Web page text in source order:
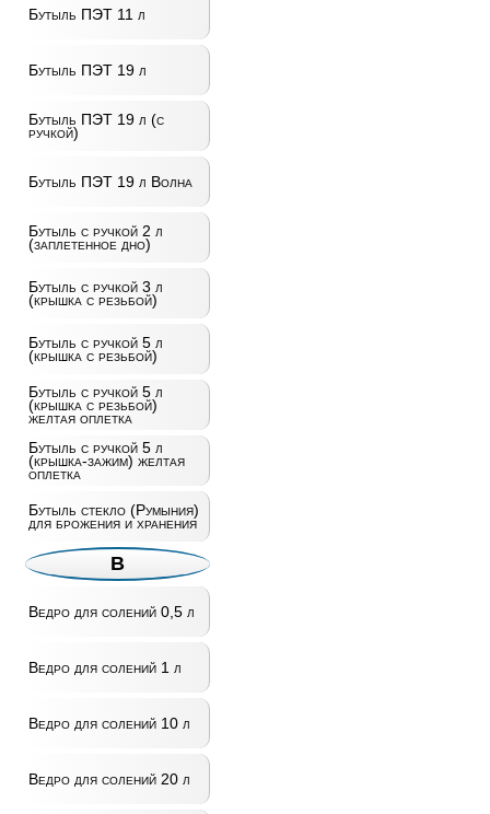
Бутыль ПЭТ 11 л
Бутыль ПЭТ 19 л
Бутыль ПЭТ 19 л (с
ручкой)
Бутыль ПЭТ 19 л Волна
Бутыль с ручкой 2 л
(заплетенное дно)
Бутыль с ручкой 3 л
(крышка с резьбой)
Бутыль с ручкой 5 л
(крышка с резьбой)
Бутыль с ручкой 5 л
(крышка с резьбой)
желтая оплетка
Бутыль с ручкой 5 л
(крышка-зажим) желтая
оплетка
Бутыль стекло (Румыния)
для брожения и хранения
В
Ведро для солений 0,5 л
Ведро для солений 1 л
Ведро для солений 10 л
Ведро для солений 20 л